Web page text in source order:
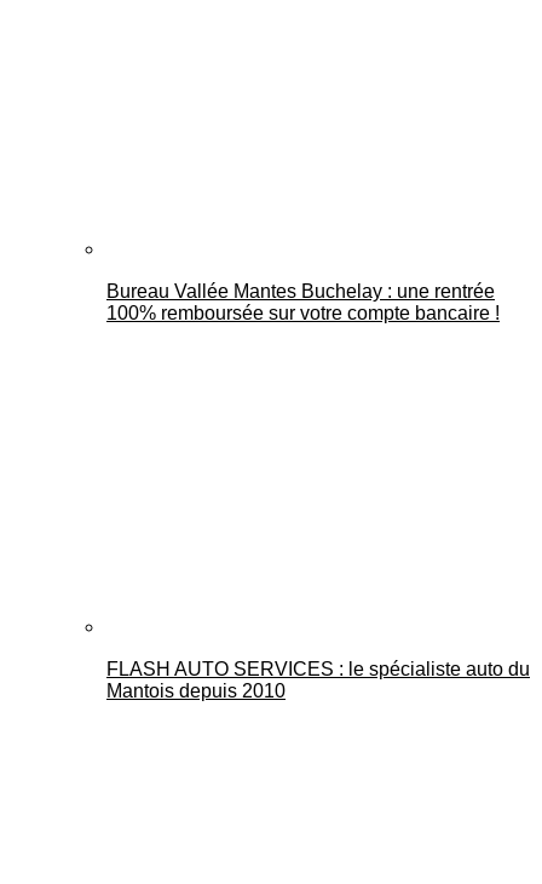
Bureau Vallée Mantes Buchelay : une rentrée
100% remboursée sur votre compte bancaire !
FLASH AUTO SERVICES : le spécialiste auto du
Mantois depuis 2010